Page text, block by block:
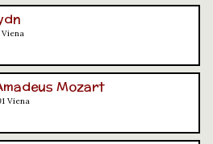
Viena
Mozart
Viena